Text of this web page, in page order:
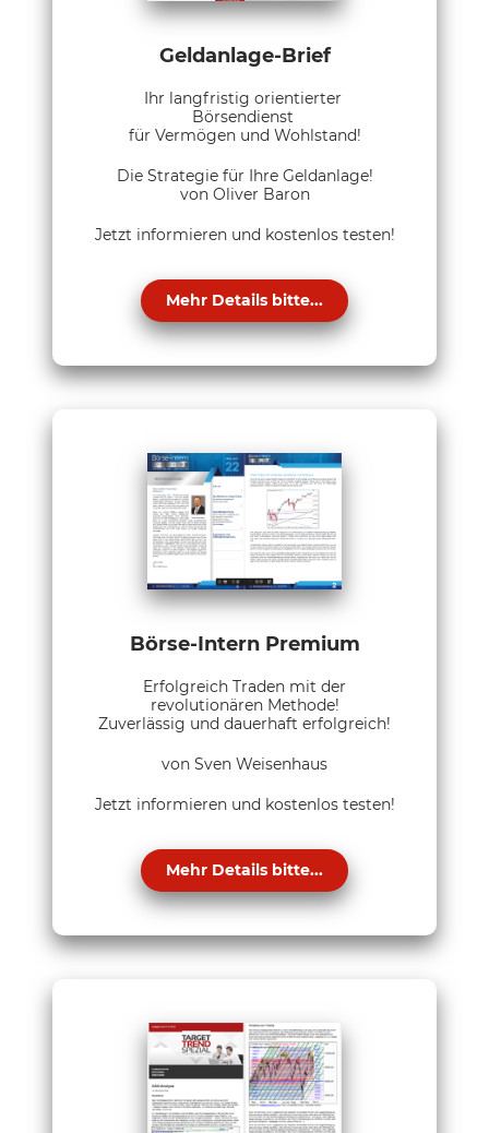
Geldanlage-Brief
Ihr langfristig orientierter
Börsendienst
für Vermögen und Wohlstand!
Die Strategie für Ihre Geldanlage!
von Oliver Baron
Jetzt informieren und kostenlos testen!
Mehr Details bitte...
Börse-Intern Premium
Erfolgreich Traden mit der
revolutionären Methode!
Zuverlässig und dauerhaft erfolgreich!
von Sven Weisenhaus
Jetzt informieren und kostenlos testen!
Mehr Details bitte...